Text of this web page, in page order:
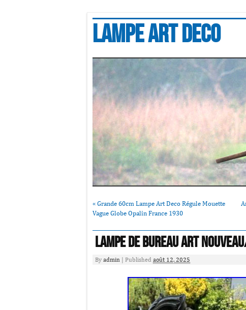
Lampe art deco
« Grande 60cm Lampe Art Deco Régule Mouette
Vague Globe Opalin France 1930
Lampe De Bureau Art
By admin Published août 12, 2025